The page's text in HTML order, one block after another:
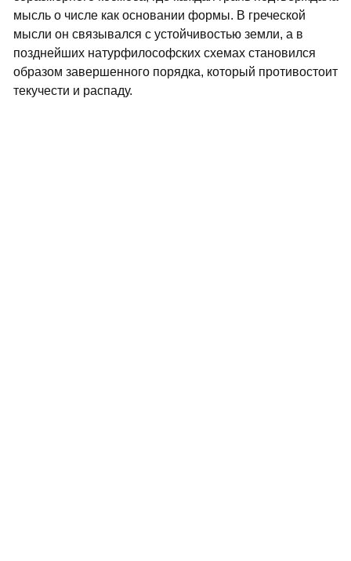
мысль о числе как основании формы. В греческой
мысли он связывался с устойчивостью земли, а в
позднейших натурфилософских схемах становился
образом завершенного порядка, который противостоит
текучести и распаду.